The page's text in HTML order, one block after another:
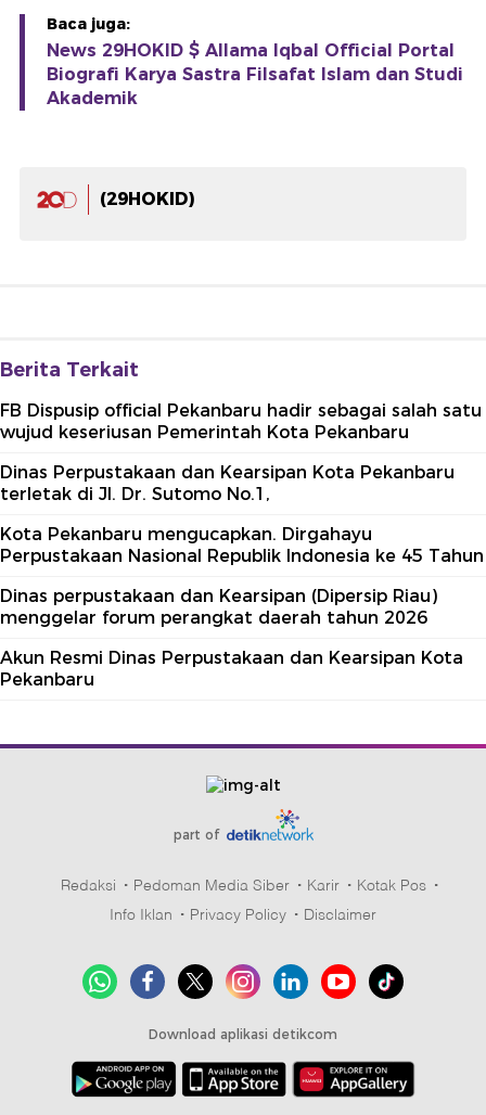
Baca juga:
News 29HOKID $ Allama Iqbal Official Portal
Biografi Karya Sastra Filsafat Islam dan Studi
Akademik
(29HOKID)
Berita Terkait
FB Dispusip official Pekanbaru hadir sebagai salah satu
wujud keseriusan Pemerintah Kota Pekanbaru
Dinas Perpustakaan dan Kearsipan Kota Pekanbaru
terletak di Jl. Dr. Sutomo No.1,
Kota Pekanbaru mengucapkan. Dirgahayu
Perpustakaan Nasional Republik Indonesia ke 45 Tahun
Dinas perpustakaan dan Kearsipan (Dipersip Riau)
menggelar forum perangkat daerah tahun 2026
Akun Resmi Dinas Perpustakaan dan Kearsipan Kota
Pekanbaru
part of
Redaksi Pedoman Media Siber Karir
Kotak Pos
Info Iklan
Privacy Policy Disclaimer
Download aplikasi detikcom